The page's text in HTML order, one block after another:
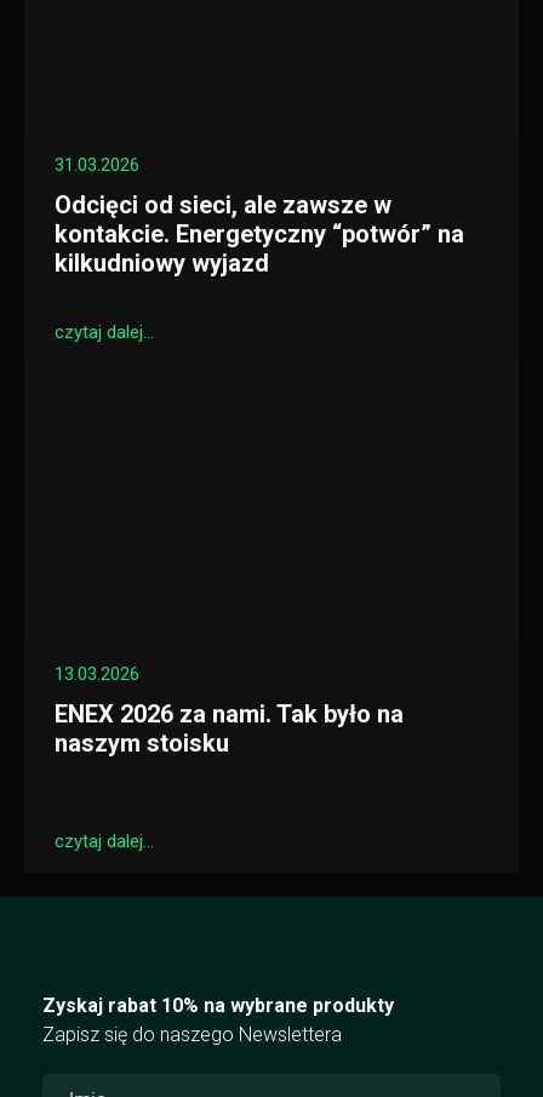
31.03.2026
Odcięci od sieci, ale zawsze w
kontakcie. Energetyczny “potwór” na
kilkudniowy wyjazd
czytaj dalej...
13.03.2026
ENEX 2026 za nami. Tak było na
naszym stoisku
czytaj dalej...
Zyskaj rabat 10% na wybrane produkty
Zapisz się do naszego Newslettera